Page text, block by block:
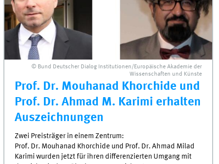
© Bund Deutscher Dialog Institutionen/Europäische Akademie der
Wissenschaften und Künste
Prof. Dr. Mouhanad Khorchide und
Prof. Dr. Ahmad M. Karimi erhalten
Auszeichnungen
Zwei Preisträger in einem Zentrum:
Prof. Dr. Mouhanad Khorchide und Prof. Dr. Ahmad Milad
Karimi wurden jetzt für ihren differenzierten Umgang mit